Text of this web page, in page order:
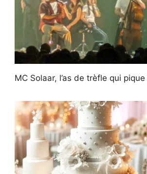
MC Solaar, l’as de trèfle qui